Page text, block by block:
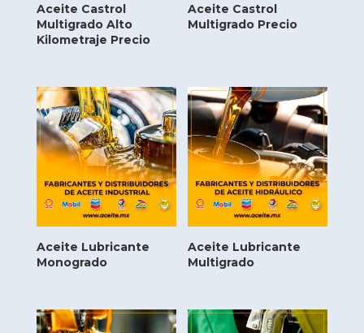
Aceite Castrol
Multigrado Alto
Kilometraje Precio
Aceite Castrol
Multigrado Precio
Aceite Lubricante
Monogrado
Aceite Lubricante
Multigrado